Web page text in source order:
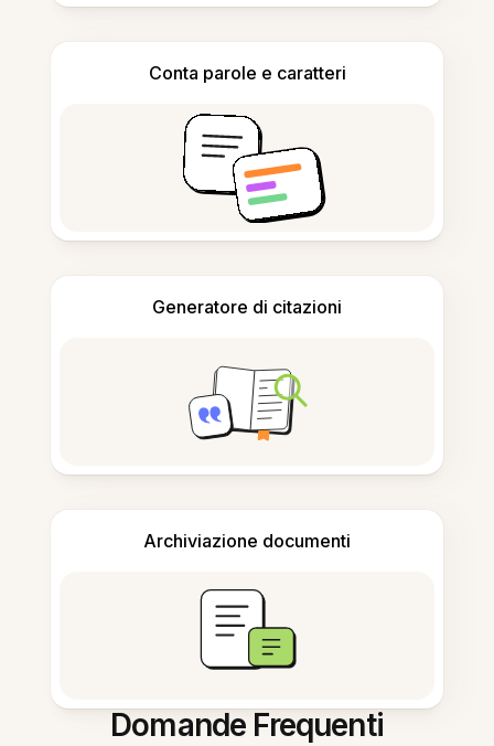
Conta parole e caratteri
Generatore di citazioni
Archiviazione documenti
Domande Frequenti